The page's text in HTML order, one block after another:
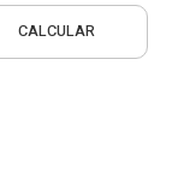
CALCULAR